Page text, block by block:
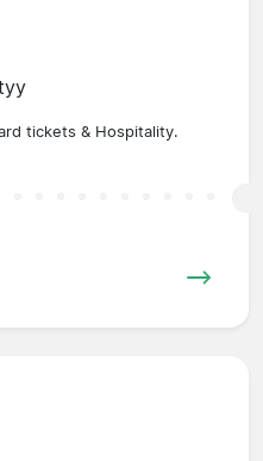
tickets & Hospitality.